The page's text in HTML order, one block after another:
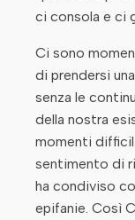
ci consola e ci
Ci sono
di prendersi
senza le
della nostra
momenti
sentimento di
ha condiviso
epifanie. Così